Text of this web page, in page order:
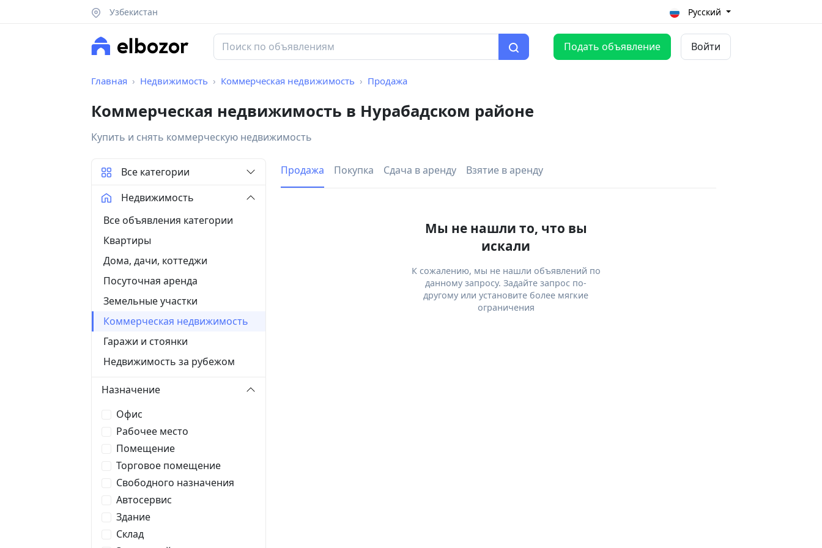
Узбекистан Русский
Подать объявление Войти
Главная Недвижимость Коммерческая недвижимость Продажа
Коммерческая недвижимость в Нурабадском районе
Купить и снять коммерческую недвижимость
Продажа Покупка Сдача в аренду Взятие в аренду
Мы не нашли то, что вы
искали
К сожалению, мы не нашли объявлений по
данному запросу. Задайте запрос по-
другому или установите более мягкие
ограничения
Все категории
Недвижимость
Все объявления категории
Квартиры
Дома, дачи, коттеджи
Посуточная аренда
Земельные участки
Коммерческая недвижимость
Гаражи и стоянки
Недвижимость за рубежом
Назначение
Офис
Рабочее место
Помещение
Торговое помещение
Свободного назначения
Автосервис
Здание
Склад